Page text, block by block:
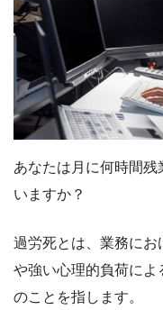
あなたは月に何時間
いますか？
過労死とは、業務にお
や強い心理的負荷によ
のことを指します。